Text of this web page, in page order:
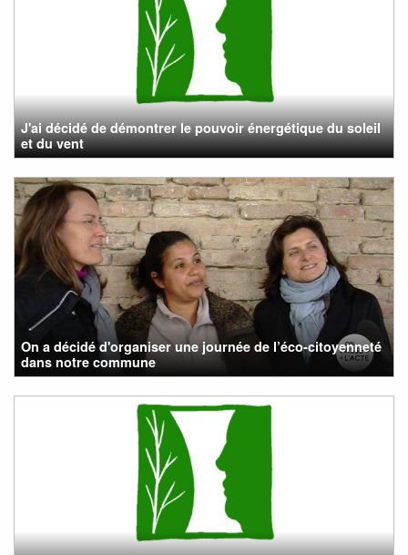
J'ai décidé de démontrer le pouvoir énergétique du soleil
et du vent
On a décidé d'organiser une journée de l’éco-citoyenneté
dans notre commune